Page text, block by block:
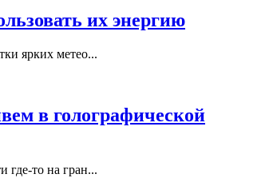
их энергию
ярких метео...
в голографической
где-то на гран...